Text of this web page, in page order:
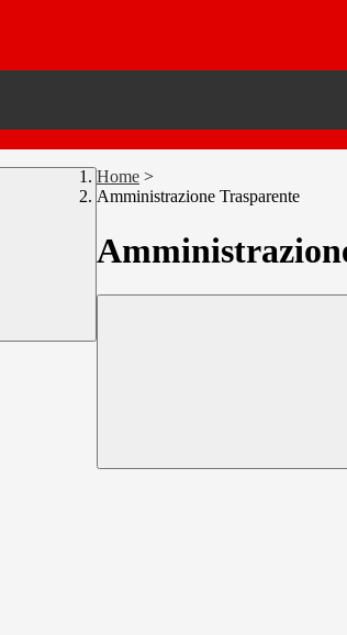
Home >
Amministrazione Trasparente